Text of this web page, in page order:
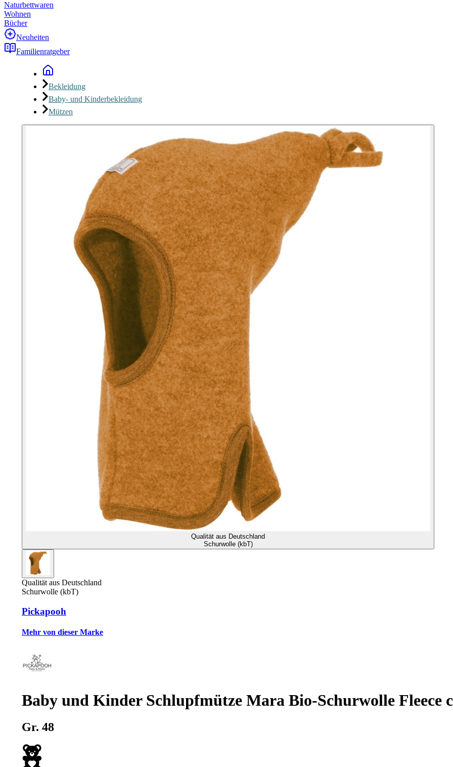
Naturbettwaren
Wohnen
Bücher
Neuheiten
Familienratgeber
Bekleidung
Baby- und Kinderbekleidung
Mützen
Qualität aus Deutschland
Schurwolle (kbT)
Qualität aus Deutschland
Schurwolle (kbT)
Pickapooh
Mehr von dieser Marke
Baby und Kinder Schlupfmütze Mara Bio-Schurwolle Fleece
Gr. 48